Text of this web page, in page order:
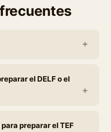
el DELF o el
preparar el TEF